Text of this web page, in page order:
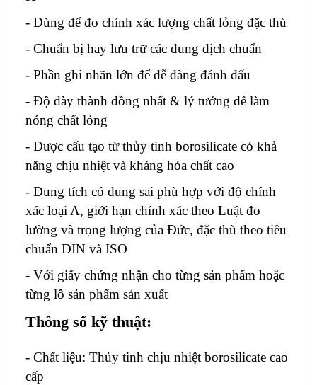
- Dùng để đo chính xác lượng chất lỏng đặc thù
- Chuẩn bị hay lưu trữ các dung dịch chuẩn
- Phần ghi nhãn lớn để dễ dàng đánh dấu
- Độ dày thành đồng nhất & lý tưởng để làm
nóng chất lỏng
- Được cấu tạo từ thủy tinh borosilicate có khả
năng chịu nhiệt và kháng hóa chất cao
- Dung tích có dung sai phù hợp với độ chính
xác loại A, giới hạn chính xác theo Luật đo
lường và trọng lượng của Đức, đặc thù theo tiêu
chuẩn DIN và ISO
- Với giấy chứng nhận cho từng sản phẩm hoặc
từng lô sản phẩm sản xuất
Thông số kỹ thuật:
- Chất liệu: Thủy tinh chịu nhiệt borosilicate cao
cấp